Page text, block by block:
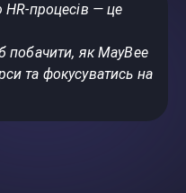
HR-процесів — це
як MayBee
та фокусуватись на